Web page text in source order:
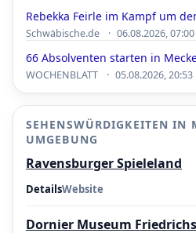
Rebekka Feirle im Kampf um
Schwäbische.de · 06.08.2026, 07:00
66 Absolventen starten in
WOCHENBLATT · 05.08.2026, 20:53
SEHENSWÜRDIGKEITEN IN
UMGEBUNG
Ravensburger Spieleland
DetailsWebsite
Dornier Museum